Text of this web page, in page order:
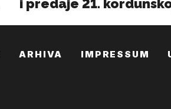
ARHIVA IMPRESSUM